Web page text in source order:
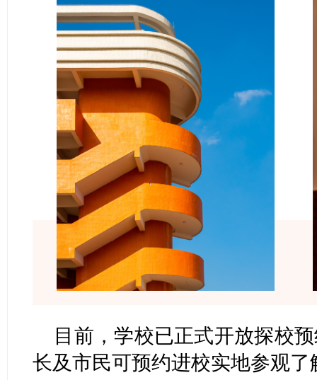
目前，学校已正式开放探校
长及市民可预约进校实地参观了